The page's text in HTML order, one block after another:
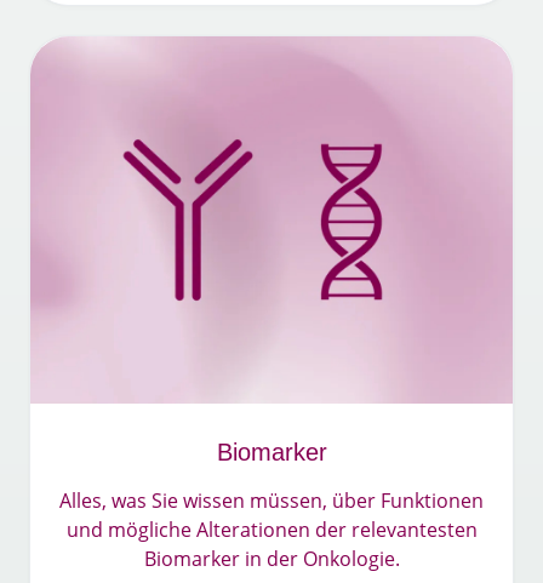
Biomarker
Alles, was Sie wissen müssen, über Funktionen
und mögliche Alterationen der relevantesten
Biomarker in der Onkologie.​